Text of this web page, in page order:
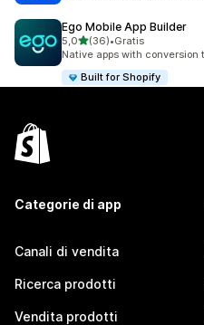
Ego Mobile App Builder
5,0stelle su 5
(36)
36 recensioni totali
•Gratis
Native apps with conversion
Built for Shopify
Categorie di app
Canali di vendita
Ricerca prodotti
Vendita prodotti